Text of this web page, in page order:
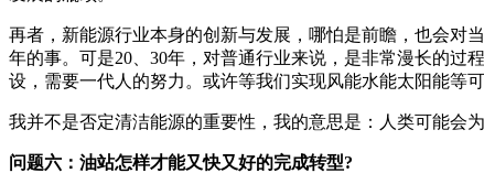
再者，新能源行业本身的创新与发展，哪怕是前瞻，也会对
年的事。可是20、30年，对普通行业来说，是非常漫长的过
设，需要一代人的努力。或许等我们实现风能水能太阳能等
我并不是否定清洁能源的重要性，我的意思是：人类可能会
问题六：油站怎样才能又快又好的完成转型?